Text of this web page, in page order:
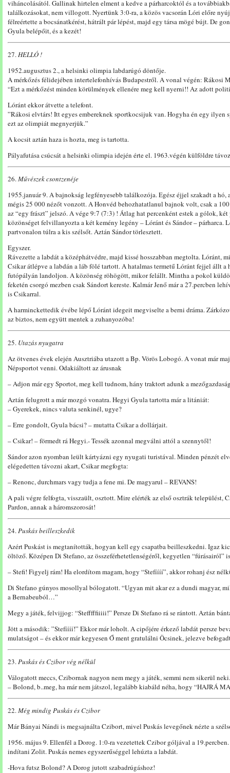
viháncolásától. Gallinak hirtelen elment a kedve a párharcoktól és a
találkozásokat, nem villogott. Nyertünk 3:0-ra, a közös vacsorán Lóri előre
félreértette a bocsánatkérést, hátrált pár lépést, majd egy társa mögé bújt. De
Gyula belépőit, és a kezét!
27.HELLÓ !
1952.augusztus 2., a helsinki olimpia labdarúgó döntője.
A mérkőzés félidejében intertelefonhívás Budapestről. A vonal végén: Rákosi
“Ezt a mérkőzést minden körülmények ellenére meg kell nyerni!! Az adott
Lóránt ekkor átvette a telefont.
”Rákosi elvtárs! Itt egyes embereknek sportkocsijuk van. Hogyha én egy ilyen
ezt az olimpiát megnyerjük.”
A kocsit aztán haza is hozta, meg is tartotta.
Pályafutása csúcsát a helsinki olimpia idején érte el. 1963.végén külföldre
26.Művészek csontzenéje
1955.január 9. A bajnokság legfényesebb találkozója. Egész éjjel szakadt a
mégis 25 000 nézőt vonzott. A Honvéd behozhatatlanul bajnok volt, csak a
az “egy frászt” jelszó. A vége 9:7 (7:3) ! Átlag hat percenként estek a gólok,
közönséget felvillanyozta a két kemény legény – Lóránt és Sándor – párharca.
partvonalon túlra a kis szélsőt. Aztán Sándor törlesztett.
Egyszer.
Rávezette a labdát a középhátvédre, majd kissé hosszabban megtolta. Lóránt,
Csikar átlépve a labdán a láb fölé tartott. A hatalmas termetű Lóránt fejjel állt a
futópályán landoljon. A közönség röhögött, mikor felállt. Mintha a pokol
feketén csorgó mezben csak Sándort kereste. Kalmár Jenő már a 27.percben
is Csikarral.
A harminckettedik évébe lépő Lóránt idegeit megviselte a berni dráma.
az biztos, nem együtt mentek a zuhanyozóba!
25. Utazás nyugatra
Az ötvenes évek elején Ausztriába utazott a Bp. Vörös Lobogó. A vonat már
Népsportot venni. Odakiáltott az árusnak
– Adjon már egy Sportot, meg kell tudnom, hány traktort adunk a
Aztán felugrott a már mozgó vonatra. Hegyi Gyula tartotta már a litániát:
– Gyerekek, nincs valuta senkinél, ugye?
– Erre gondolt, Gyula bácsi? – mutatta Csikar a dollárjait.
– Csikar! – förmedt rá Hegyi.- Tessék azonnal megválni attól a szennytől!
Sándor azon nyomban leült kártyázni egy nyugati turistával. Minden pénzét
elégedetten távozni akart, Csikar megfogta:
– Renonc, durchmars vagy tudja a fene mi. De magyarul – REVANS!
A pali végre felfogta, visszaült, osztott. Mire elérték az első osztrák települést,
Pardon, annak a háromszorosát!
24.Puskás beilleszkedik
Azért Puskást is megtanították, hogyan kell egy csapatba beilleszkedni. Igaz
öltöző. Középen Di Stefano, az összeférhetetlenségéről, kegyetlen “fúrásairól”
– Stefi! Figyelj rám! Ha elordítom magam, hogy “Stefíííí”, akkor rohanj ész
Di Stefano gúnyos mosollyal bólogatott. “Ugyan mit akar ez a dundi magyar,
a Bernabeuból…”
Megy a játék, felvijjog: “Stefffffiiiii!” Persze Di Stefano rá se rántott. Aztán
Jött a második: ”Stefíííí!” Ekkor már loholt. A cipőjére érkező labdát persze
mulatságot – és ekkor már kegyesen Ő ment gratulálni Öcsinek, jelezve
23.Puskás és Czibor vég nélkül
Válogatott meccs, Czibornak nagyon nem megy a játék, semmi nem sikerül
– Bolond, b..meg, ha már nem játszol, legalább kiabáld néha, hogy “HAJRÁ
22.Még mindig Puskás és Czibor
Már Bányai Nándi is megsajnálta Czibort, mivel Puskás levegőnek nézte a
1956. május 9. Ellenfél a Dorog. 1:0-ra vezetettek Czibor góljával a
indítani Zolit. Puskás nemes egyszerűséggel lehúzta a labdát.
-Hova futsz Bolond? A Dorog jutott szabadrúgáshoz!